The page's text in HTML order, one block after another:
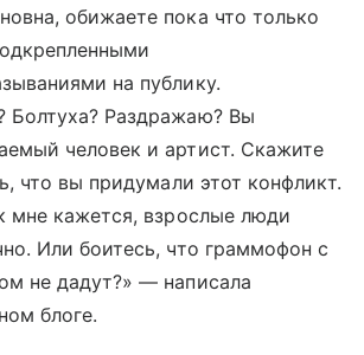
обижаете пока что только
на публику.
Болтуха? Раздражаю? Вы
человек и артист. Скажите
что вы придумали этот конфликт.
мне кажется, взрослые люди
Или боитесь, что граммофон с
не дадут?» — написала
блоге.